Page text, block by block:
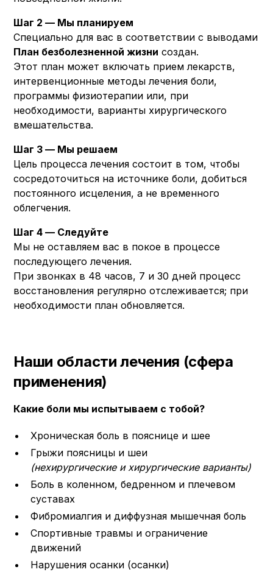
Шаг 2 — Мы планируем
Специально для вас в соответствии с выводами
План безболезненной жизни создан.
Этот план может включать прием лекарств,
интервенционные методы лечения боли,
программы физиотерапии или, при
необходимости, варианты хирургического
вмешательства.
Шаг 3 — Мы решаем
Цель процесса лечения состоит в том, чтобы
сосредоточиться на источнике боли, добиться
постоянного исцеления, а не временного
облегчения.
Шаг 4 — Следуйте
Мы не оставляем вас в покое в процессе
последующего лечения.
При звонках в 48 часов, 7 и 30 дней процесс
восстановления регулярно отслеживается; при
необходимости план обновляется.
Наши области лечения (сфера
применения)
Какие боли мы испытываем с тобой?
Хроническая боль в пояснице и шее
Грыжи поясницы и шеи
(нехирургические и хирургические варианты)
Боль в коленном, бедренном и плечевом
суставах
Фибромиалгия и диффузная мышечная боль
Спортивные травмы и ограничение
движений
Нарушения осанки (осанки)